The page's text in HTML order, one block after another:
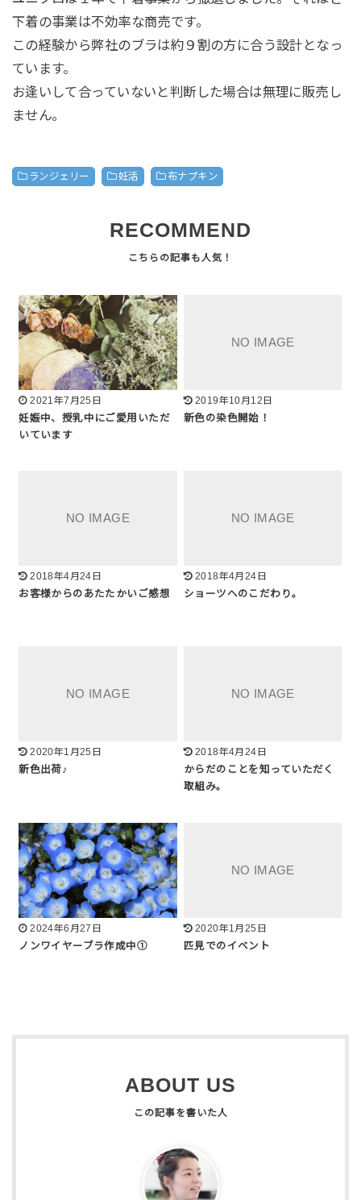
下着の事業は不効率な商売です。
この経験から弊社のブラは約９割の方に合う設計となっ
ています。
お逢いして合っていないと判断した場合は無理に販売し
ません。
ランジェリー 妊活 布ナプキン
RECOMMEND
2021年7月25日
妊娠中、授乳中にご愛用いただ
いています
2019年10月12日
新色の染色開始！
2018年4月24日
お客様からのあたたかいご感想
2018年4月24日
ショーツへのこだわり。
2020年1月25日
新色出荷♪
2018年4月24日
からだのことを知っていただく
取組み。
2024年6月27日
ノンワイヤーブラ作成中①
2020年1月25日
匹見でのイベント
ABOUT US